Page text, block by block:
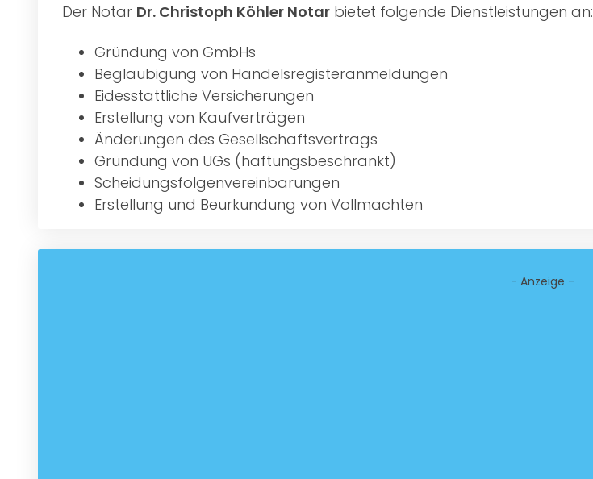
Der Notar Dr. Christoph Köhler Notar bietet folgende Dienstleistungen an:
Gründung von GmbHs
Beglaubigung von Handelsregisteranmeldungen
Eidesstattliche Versicherungen
Erstellung von Kaufverträgen
Änderungen des Gesellschaftsvertrags
Gründung von UGs (haftungsbeschränkt)
Scheidungsfolgenvereinbarungen
Erstellung und Beurkundung von Vollmachten
- Anzeige -